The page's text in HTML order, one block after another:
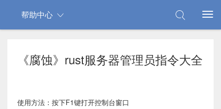
帮助中心
《腐蚀》rust服务器管理员指令大全
使用方法：按下F1键打开控制台窗口